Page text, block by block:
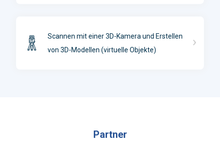
Scannen mit einer 3D-Kamera und Erstellen
von 3D-Modellen (virtuelle Objekte)
Partner